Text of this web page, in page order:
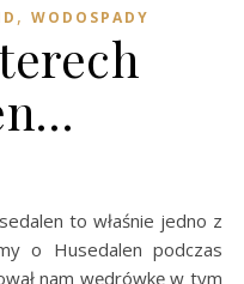
, WODOSPADY
to właśnie jedno z
o Husedalen podczas
nam wędrówkę w tym